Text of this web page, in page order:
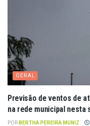
GERAL
Previsão de ventos de
na rede municipal nesta
POR BERTHA PEREIRA MUNIZ